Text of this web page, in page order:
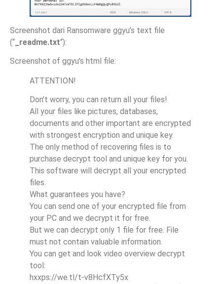
Screenshot dari Ransomware ggyu’s text file
(“ _readme.txt“):
Screenshot of ggyu’s html file:
ATTENTION!
Don’t worry, you can return all your files!
All your files like pictures, databases,
documents and other important are encrypted
with strongest encryption and unique key.
The only method of recovering files is to
purchase decrypt tool and unique key for you.
This software will decrypt all your encrypted
files.
What guarantees you have?
You can send one of your encrypted file from
your PC and we decrypt it for free.
But we can decrypt only 1 file for free. File
must not contain valuable information.
You can get and look video overview decrypt
tool:
hxxps://we.tl/t-v8HcfXTy5x